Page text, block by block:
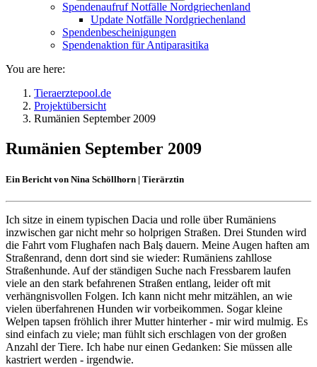
Spendenaufruf Notfälle Nordgriechenland
Update Notfälle Nordgriechenland
Spendenbescheinigungen
Spendenaktion für Antiparasitika
You are here:
Tieraerztepool.de
Projektübersicht
Rumänien September 2009
Rumänien September 2009
Ein Bericht von Nina Schöllhorn | Tierärztin
Ich sitze in einem typischen Dacia und rolle über Rumäniens
inzwischen gar nicht mehr so holprigen Straßen. Drei Stunden wird
die Fahrt vom Flughafen nach Balş dauern. Meine Augen haften am
Straßenrand, denn dort sind sie wieder: Rumäniens zahllose
Straßenhunde. Auf der ständigen Suche nach Fressbarem laufen
viele an den stark befahrenen Straßen entlang, leider oft mit
verhängnisvollen Folgen. Ich kann nicht mehr mitzählen, an wie
vielen überfahrenen Hunden wir vorbeikommen. Sogar kleine
Welpen tapsen fröhlich ihrer Mutter hinterher - mir wird mulmig. Es
sind einfach zu viele; man fühlt sich erschlagen von der großen
Anzahl der Tiere. Ich habe nur einen Gedanken: Sie müssen alle
kastriert werden - irgendwie.